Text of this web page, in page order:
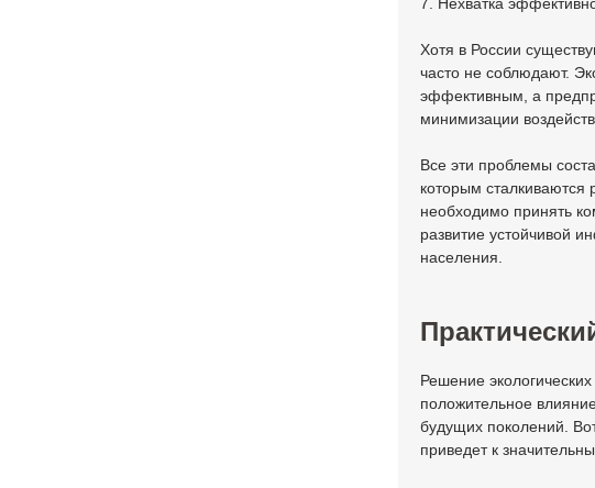
Хотя в России
часто не соблюдают.
эффективным, а
минимизации
Все эти проблемы
которым сталкиваются
необходимо принять
развитие устойчивой
населения.
Решение
положительное
будущих поколений.
приведет к